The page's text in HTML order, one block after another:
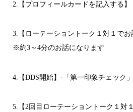
2.【プロフィールカードを記入する】
3.【ローテーショントーク１対１でお
※約3～4分のお話になります
4.【DDS開始】-「第一印象チェック」
5.【2回目ローテーショントーク１対